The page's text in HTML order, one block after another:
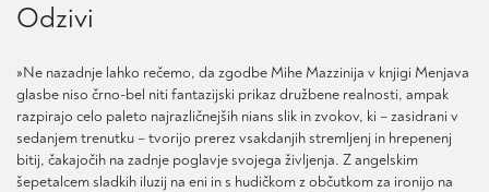
izberete
na
strani
izdelka
izberete
na
strani
izdelka
Odzivi
»Ne nazadnje lahko rečemo, da zgodbe Mihe Mazzinija v knjigi Menjava
glasbe niso črno-bel niti fantazijski prikaz družbene realnosti, ampak
razpirajo celo paleto najrazličnejših nians slik in zvokov, ki – zasidrani v
sedanjem trenutku – tvorijo prerez vsakdanjih stremljenj in hrepenenj
bitij, čakajočih na zadnje poglavje svojega življenja. Z angelskim
šepetalcem sladkih iluzij na eni in s hudičkom z občutkom za ironijo na